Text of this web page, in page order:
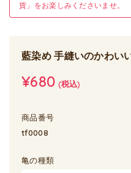
貨」をお楽しみくださいませ。
藍染め 手縫いのかわい
¥680 (税込)
商品番号
tf0008
亀の種類